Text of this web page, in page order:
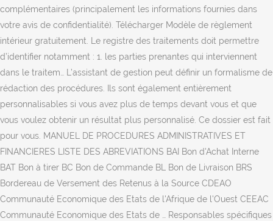
complémentaires (principalement les informations fournies dans
votre avis de confidentialité). Télécharger Modèle de règlement
intérieur gratuitement. Le registre des traitements doit permettre
d’identifier notamment : 1. les parties prenantes qui interviennent
dans le traitem… L’assistant de gestion peut définir un formalisme de
rédaction des procédures. Ils sont également entièrement
personnalisables si vous avez plus de temps devant vous et que
vous voulez obtenir un résultat plus personnalisé. Ce dossier est fait
pour vous. MANUEL DE PROCEDURES ADMINISTRATIVES ET
FINANCIERES LISTE DES ABREVIATIONS BAI Bon d'Achat Interne
BAT Bon à tirer BC Bon de Commande BL Bon de Livraison BRS
Bordereau de Versement des Retenus à la Source CDEAO
Communauté Economique des Etats de l'Afrique de l'Ouest CEEAC
Communauté Economique des Etats de … Responsables spécifiques